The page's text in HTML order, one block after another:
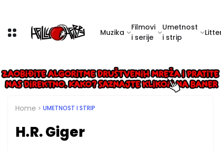
Muzika
Filmovi
i serije
Umetnost
i strip
Home UMETNOST I STRIP
H.R. Giger